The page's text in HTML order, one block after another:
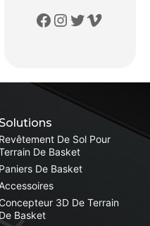
Facebook
Instagram
Twitter
Vimeo
Solutions
Revêtement De Sol Pour
De Basket
Paniers De Basket
3D De Terrain
De Basket